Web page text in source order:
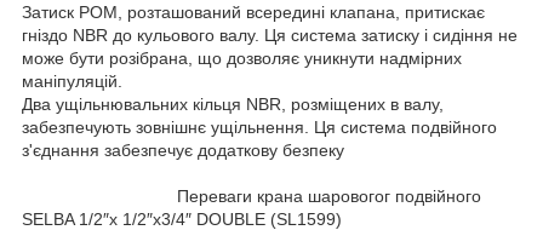
Затиск POM, розташований всередині клапана, притискає
гніздо NBR до кульового валу. Ця система затиску і сидіння не
може бути розібрана, що дозволяє уникнути надмірних
маніпуляцій.
Два ущільнювальних кільця NBR, розміщених в валу,
забезпечують зовнішнє ущільнення. Ця система подвійного
з'єднання забезпечує додаткову безпеку
Переваги крана шаровогог подвійного
SELBA 1/2″х 1/2″х3/4″ DOUBLE (SL1599)